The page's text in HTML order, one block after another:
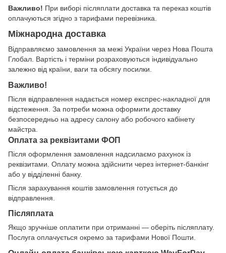
Важливо! При виборі післяплати доставка та переказ коштів
оплачуються згідно з тарифами перевізника.
Міжнародна доставка
Відправляємо замовлення за межі України через Нова Пошта
Глобал. Вартість і терміни розраховуються індивідуально
залежно від країни, ваги та обсягу посилки.
Важливо!
Після відправлення надається номер експрес-накладної для
відстеження. За потреби можна оформити доставку
безпосередньо на адресу салону або робочого кабінету
майстра.
Оплата за реквізитами ФОП
Після оформлення замовлення надсилаємо рахунок із
реквізитами. Оплату можна здійснити через інтернет-банкінг
або у відділенні банку.
Після зарахування коштів замовлення готується до
відправлення.
Післяплата
Якщо зручніше оплатити при отриманні — оберіть післяплату.
Послуга оплачується окремо за тарифами Нової Пошти.